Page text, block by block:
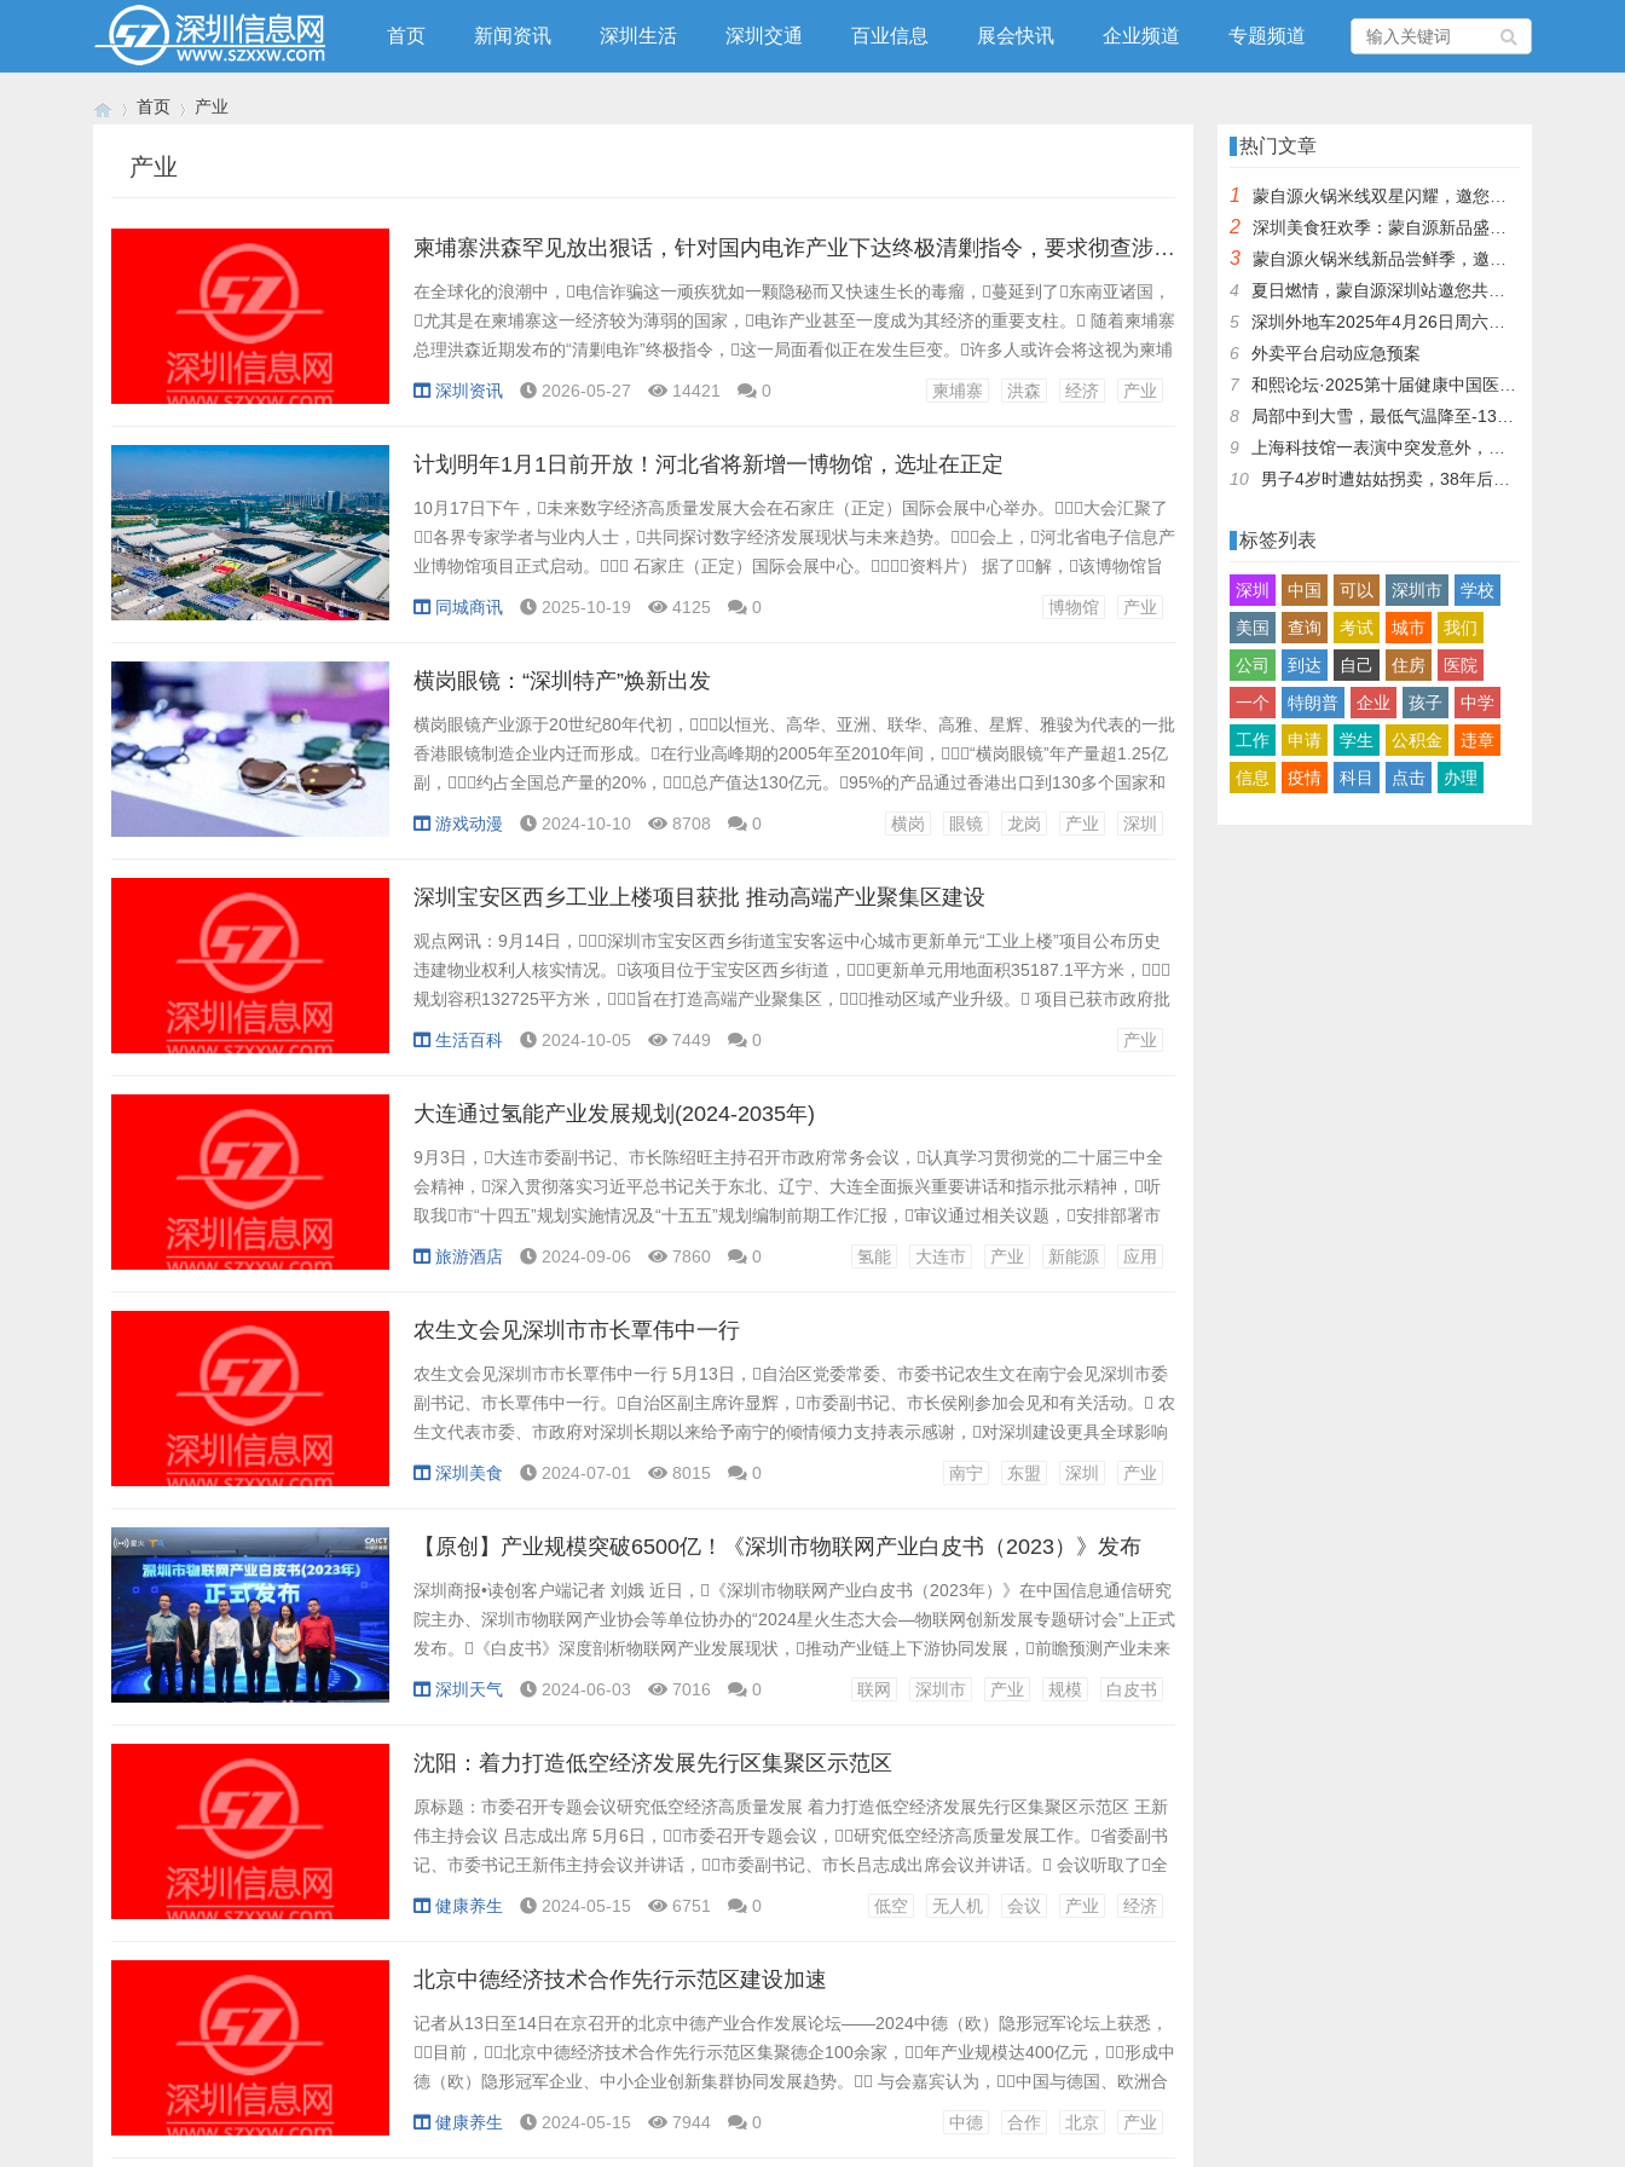
首页 新闻资讯 深圳生活 深圳交通 百业信息 展会快讯 企业频道 专题频道
首页 产业
产业
柬埔寨洪森罕见放出狠话，针对国内电诈产业下达终极清剿指令，要求彻查涉案官员
在全球化的浪潮中，电信诈骗这一顽疾犹如一颗隐秘而又快速生长的毒瘤，蔓延到了东南亚诸国，
尤其是在柬埔寨这一经济较为薄弱的国家，电诈产业甚至一度成为其经济的重要支柱。 随着柬埔寨
总理洪森近期发布的“清剿电诈”终极指令，这一局面看似正在发生巨变。许多人或许会将这视为柬埔
寨“配合中国反诈工作”的被动表现，但通过深入剖析可以发现，这背后隐藏着更深层次的政治动机和
深圳资讯 2026-05-27 14421 0 柬埔寨 洪森 经济 产业
计划明年1月1日前开放！河北省将新增一博物馆，选址在正定
10月17日下午，未来数字经济高质量发展大会在石家庄（正定）国际会展中心举办。大会汇聚了
各界专家学者与业内人士，共同探讨数字经济发展现状与未来趋势。会上，河北省电子信息产
业博物馆项目正式启动。 石家庄（正定）国际会展中心。（资料片） 据了解，该博物馆旨
在全面梳理和展示河北省电子信息产业的发展历程，致力于打造一个集收藏保护、展览展示、科普教
同城商讯 2025-10-19 4125 0 博物馆 产业
横岗眼镜：“深圳特产”焕新出发
横岗眼镜产业源于20世纪80年代初，以恒光、高华、亚洲、联华、高雅、星辉、雅骏为代表的一批
香港眼镜制造企业内迁而形成。在行业高峰期的2005年至2010年间，“横岗眼镜”年产量超1.25亿
副，约占全国总产量的20%，总产值达130亿元。95%的产品通过香港出口到130多个国家和
地区，占欧洲中高档市场份额的60%，占全球眼镜中高档市场份额的50%。2015年，成功
游戏动漫 2024-10-10 8708 0 横岗 眼镜 龙岗 产业 深圳
深圳宝安区西乡工业上楼项目获批 推动高端产业聚集区建设
观点网讯：9月14日，深圳市宝安区西乡街道宝安客运中心城市更新单元“工业上楼”项目公布历史
违建物业权利人核实情况。该项目位于宝安区西乡街道，更新单元用地面积35187.1平方米，
规划容积132725平方米，旨在打造高端产业聚集区，推动区域产业升级。 项目已获市政府批
准纳入“工业上楼”目录，规划草案经宝安区“工业上楼”项目建设工作专班审议通过。计划建设包括
生活百科 2024-10-05 7449 0 产业
大连通过氢能产业发展规划(2024-2035年)
9月3日，大连市委副书记、市长陈绍旺主持召开市政府常务会议，认真学习贯彻党的二十届三中全
会精神，深入贯彻落实习近平总书记关于东北、辽宁、大连全面振兴重要讲话和指示批示精神，听
取我市“十四五”规划实施情况及“十五五”规划编制前期工作汇报，审议通过相关议题，安排部署市
政府近期重点工作。市政府领导班子成员出席会议。 会议审议通过《大连市新能源产业高质量发展
旅游酒店 2024-09-06 7860 0 氢能 大连市 产业 新能源 应用
农生文会见深圳市市长覃伟中一行
农生文会见深圳市市长覃伟中一行 5月13日，自治区党委常委、市委书记农生文在南宁会见深圳市委
副书记、市长覃伟中一行。自治区副主席许显辉，市委副书记、市长侯刚参加会见和有关活动。 农
生文代表市委、市政府对深圳长期以来给予南宁的倾情倾力支持表示感谢，对深圳建设更具全球影响
力的经济中心城市和现代化国际大都市取得的显著成效表示祝贺。他说，近年来，深圳认真贯
深圳美食 2024-07-01 8015 0 南宁 东盟 深圳 产业
【原创】产业规模突破6500亿！《深圳市物联网产业白皮书（2023）》发布
深圳商报•读创客户端记者 刘娥 近日，《深圳市物联网产业白皮书（2023年）》在中国信息通信研究
院主办、深圳市物联网产业协会等单位协办的“2024星火生态大会—物联网创新发展专题研讨会”上正式
发布。《白皮书》深度剖析物联网产业发展现状，推动产业链上下游协同发展，前瞻预测产业未来
趋势，助推新质生产力发展。 《白皮书》是由中国技术经济学会、深圳市科学技术协会指导，深圳
深圳天气 2024-06-03 7016 0 联网 深圳市 产业 规模 白皮书
沈阳：着力打造低空经济发展先行区集聚区示范区
原标题：市委召开专题会议研究低空经济高质量发展 着力打造低空经济发展先行区集聚区示范区 王新
伟主持会议 吕志成出席 5月6日，市委召开专题会议，研究低空经济高质量发展工作。省委副书
记、市委书记王新伟主持会议并讲话，市委副书记、市长吕志成出席会议并讲话。 会议听取了全
市及沈北新区、法库县低空经济发展总体情况及下一步工作安排，研究了建设全市低空飞行管理服
健康养生 2024-05-15 6751 0 低空 无人机 会议 产业 经济
北京中德经济技术合作先行示范区建设加速
记者从13日至14日在京召开的北京中德产业合作发展论坛——2024中德（欧）隐形冠军论坛上获悉，
目前，北京中德经济技术合作先行示范区集聚德企100余家，年产业规模达400亿元，形成中
德（欧）隐形冠军企业、中小企业创新集群协同发展趋势。 与会嘉宾认为，中国与德国、欧洲合
作的本质是优势互补、互利共赢。会上，北京、太仓、青岛、武汉、合肥等七地中德产业园负责
健康养生 2024-05-15 7944 0 中德 合作 北京 产业
热门文章
1 蒙自源火锅米线双星闪耀，邀您共享辣爽夏日盛宴！
2 深圳美食狂欢季：蒙自源新品盛宴邀您品尝
3
蒙自源火锅米线新品尝鲜季，邀您共享味蕾盛宴！
4
夏日燃情，蒙自源深圳站邀您共赴美食盛宴！
5
深圳外地车2025年4月26日周六限行吗
6
外卖平台启动应急预案
7
和熙论坛·2025第十届健康中国医药连锁发展论坛在泰州举办
8
局部中到大雪，最低气温降至-13℃，济南今冬的第一场雪，或跟去年同一时间！
9
上海科技馆一表演中突发意外，机器人从高处坠落摔毁
10
男子4岁时遭姑姑拐卖，38年后终回家认亲！聋哑父母苦寻多年，母亲已抱憾离世丨红星寻人
标签列表
深圳 中国 可以 深圳市
学校
美国
查询 考试 城市
我们
公司
到达 自己 住房
医院
一个
特朗普 企业 孩子
中学
工作
申请 学生 公积金
违章
信息
疫情 科目 点击 办理